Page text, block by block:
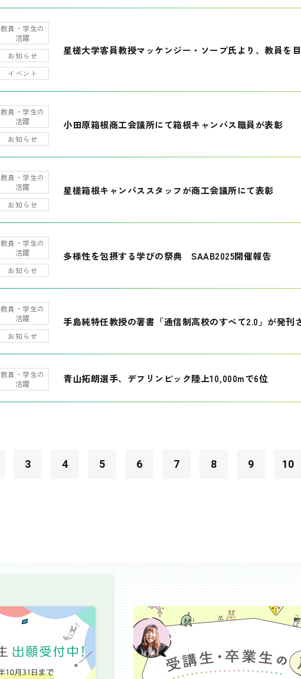
教員・学生の
活躍
お知らせ
イベント
星槎大学客員教授マッケンジー・ソープ氏より、教員を
教員・学生の
活躍
お知らせ
小田原箱根商工会議所にて箱根キャンパス職員が表彰
教員・学生の
活躍
お知らせ
星槎箱根キャンパススタッフが商工会議所にて表彰
教員・学生の
活躍
お知らせ
多様性を包摂する学びの祭典 SAAB2025開催報告
教員・学生の
活躍
お知らせ
手島純特任教授の著書「通信制高校のすべて2.0」が発刊
教員・学生の
活躍
青山拓朗選手、デフリンピック陸上10,000mで6位
3 4 5 6 7 8 9 10